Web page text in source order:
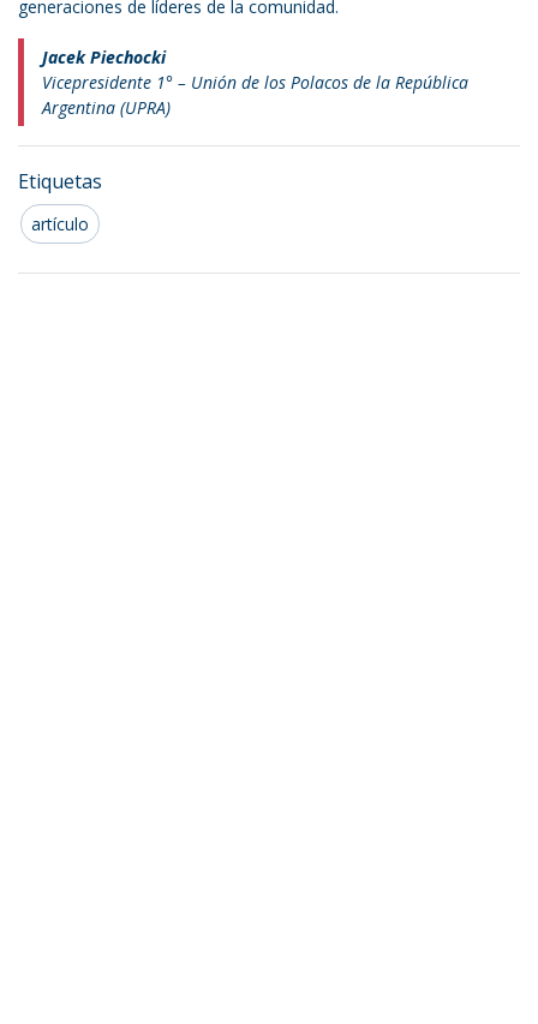
generaciones de líderes de la comunidad.
Jacek Piechocki
Vicepresidente 1° – Unión de los Polacos de la República
Argentina (UPRA)
Etiquetas
artículo